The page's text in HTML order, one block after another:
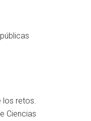
los retos.
Ciencias